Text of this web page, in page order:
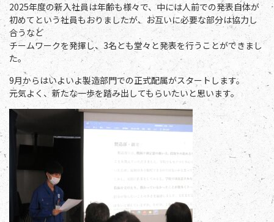
2025年度の新入社員は年齢も様々で、中には人前での発表自体が
初めてという社員もおりましたが、お互いに必要な部分は協力し
合うなど
チームワークを発揮し、3名とも堂々と発表を行うことができまし
た。
9月からはいよいよ製造部門での正式配属がスタートします。
元気よく、新たな一歩を踏み出してもらいたいと思います。